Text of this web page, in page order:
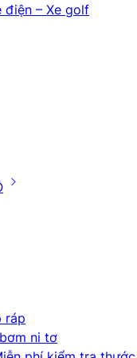
điện – Xe golf
ráp
ni tơ